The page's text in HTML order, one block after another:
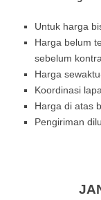
Untuk harga
Harga belum
sebelum
Harga
Koordinasi
Harga di atas
Pengiriman